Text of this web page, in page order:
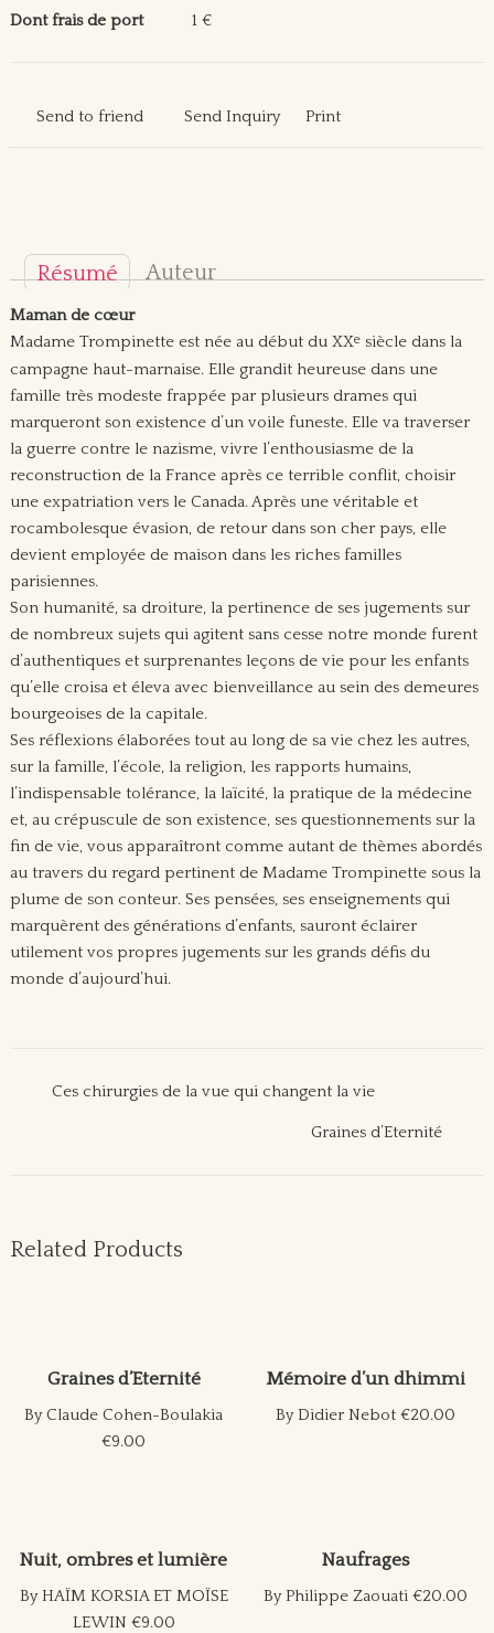
Dont frais de port 1 €
Send to friend Send Inquiry Print
Résumé Auteur
Maman de cœur
Madame Trompinette est née au début du XXesiècle dans la
campagne haut-marnaise. Elle grandit heureuse dans une
famille très modeste frappée par plusieurs drames qui
marqueront son existence d’un voile funeste. Elle va traverser
la guerre contre le nazisme, vivre l’enthousiasme de la
reconstruction de la France après ce terrible conflit, choisir
une expatriation vers le Canada. Après une véritable et
rocambolesque évasion, de retour dans son cher pays, elle
devient employée de maison dans les riches familles
parisiennes.
Son humanité, sa droiture, la pertinence de ses jugements sur
de nombreux sujets qui agitent sans cesse notre monde furent
d’authentiques et surprenantes leçons de vie pour les enfants
qu’elle croisa et éleva avec bienveillance au sein des demeures
bourgeoises de la capitale.
Ses réflexions élaborées tout au long de sa vie chez les autres,
sur la famille, l’école, la religion, les rapports humains,
l’indispensable tolérance, la laïcité, la pratique de la médecine
et, au crépuscule de son existence, ses questionnements sur la
fin de vie, vous apparaîtront comme autant de thèmes abordés
au travers du regard pertinent de Madame Trompinette sous la
plume de son conteur. Ses pensées, ses enseignements qui
marquèrent des générations d’enfants, sauront éclairer
utilement vos propres jugements sur les grands défis du
monde d’aujourd’hui.
Ces chirurgies de la vue qui changent la vie
Graines d’Eternité
Related Products
Graines d’Eternité
By Claude Cohen-Boulakia
€9.00
Mémoire d’un dhimmi
By Didier Nebot €20.00
Nuit, ombres et lumière
By HAÏM KORSIA ET MOÏSE
LEWIN €9.00
Naufrages
By Philippe Zaouati €20.00